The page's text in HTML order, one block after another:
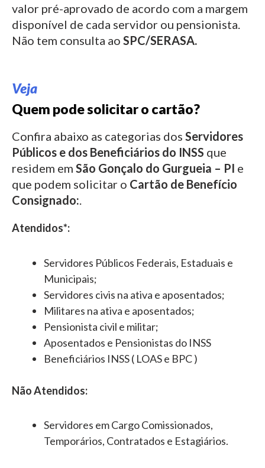
valor pré-aprovado de acordo com a margem
disponível de cada servidor ou pensionista.
Não tem consulta ao SPC/SERASA.
Veja
Quem pode solicitar o cartão?
Confira abaixo as categorias dos Servidores
Públicos e dos Beneficiários do INSS que
residem em São Gonçalo do Gurgueia – PI e
que podem solicitar o Cartão de Benefício
Consignado:.
Atendidos*:
Servidores Públicos Federais, Estaduais e
Municipais;
Servidores civis na ativa e aposentados;
Militares na ativa e aposentados;
Pensionista civil e militar;
Aposentados e Pensionistas do INSS
Beneficiários INSS ( LOAS e BPC )
Não Atendidos:
Servidores em Cargo Comissionados,
Temporários, Contratados e Estagiários.